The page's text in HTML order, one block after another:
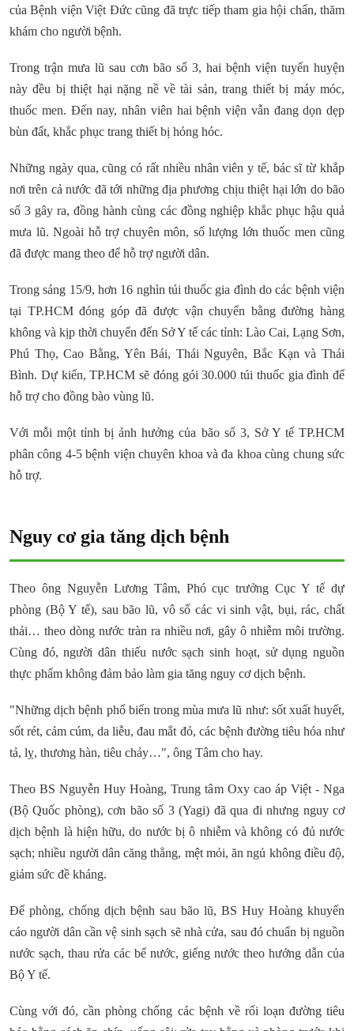
của Bệnh viện Việt Đức cũng đã trực tiếp tham gia hội chẩn, thăm
khám cho người bệnh.
Trong trận mưa lũ sau cơn bão số 3, hai bệnh viện tuyến huyện
này đều bị thiệt hại nặng nề về tài sản, trang thiết bị máy móc,
thuốc men. Đến nay, nhân viên hai bệnh viện vẫn đang dọn dẹp
bùn đất, khắc phục trang thiết bị hỏng hóc.
Những ngày qua, cũng có rất nhiều nhân viên y tế, bác sĩ từ khắp
nơi trên cả nước đã tới những địa phương chịu thiệt hại lớn do bão
số 3 gây ra, đồng hành cùng các đồng nghiệp khắc phục hậu quả
mưa lũ. Ngoài hỗ trợ chuyên môn, số lượng lớn thuốc men cũng
đã được mang theo để hỗ trợ người dân.
Trong sáng 15/9, hơn 16 nghìn túi thuốc gia đình do các bệnh viện
tại TP.HCM đóng góp đã được vận chuyển bằng đường hàng
không và kịp thời chuyển đến Sở Y tế các tỉnh: Lào Cai, Lạng Sơn,
Phú Thọ, Cao Bằng, Yên Bái, Thái Nguyên, Bắc Kạn và Thái
Bình. Dự kiến, TP.HCM sẽ đóng gói 30.000 túi thuốc gia đình để
hỗ trợ cho đồng bào vùng lũ.
Với mỗi một tỉnh bị ảnh hưởng của bão số 3, Sở Y tế TP.HCM
phân công 4-5 bệnh viện chuyên khoa và đa khoa cùng chung sức
hỗ trợ.
Nguy cơ gia tăng dịch bệnh
Theo ông Nguyễn Lương Tâm, Phó cục trưởng Cục Y tế dự
phòng (Bộ Y tế), sau bão lũ, vô số các vi sinh vật, bụi, rác, chất
thải… theo dòng nước tràn ra nhiều nơi, gây ô nhiễm môi trường.
Cùng đó, người dân thiếu nước sạch sinh hoạt, sử dụng nguồn
thực phẩm không đảm bảo làm gia tăng nguy cơ dịch bệnh.
"Những dịch bệnh phổ biến trong mùa mưa lũ như: sốt xuất huyết,
sốt rét, cảm cúm, da liễu, đau mắt đỏ, các bệnh đường tiêu hóa như
tả, lỵ, thương hàn, tiêu chảy…", ông Tâm cho hay.
Theo BS Nguyễn Huy Hoàng, Trung tâm Oxy cao áp Việt - Nga
(Bộ Quốc phòng), cơn bão số 3 (Yagi) đã qua đi nhưng nguy cơ
dịch bệnh là hiện hữu, do nước bị ô nhiễm và không có đủ nước
sạch; nhiều người dân căng thẳng, mệt mỏi, ăn ngủ không điều độ,
giảm sức đề kháng.
Để phòng, chống dịch bệnh sau bão lũ, BS Huy Hoàng khuyến
cáo người dân cần vệ sinh sạch sẽ nhà cửa, sau đó chuẩn bị nguồn
nước sạch, thau rửa các bể nước, giếng nước theo hướng dẫn của
Bộ Y tế.
Cùng với đó, cần phòng chống các bệnh về rối loạn đường tiêu